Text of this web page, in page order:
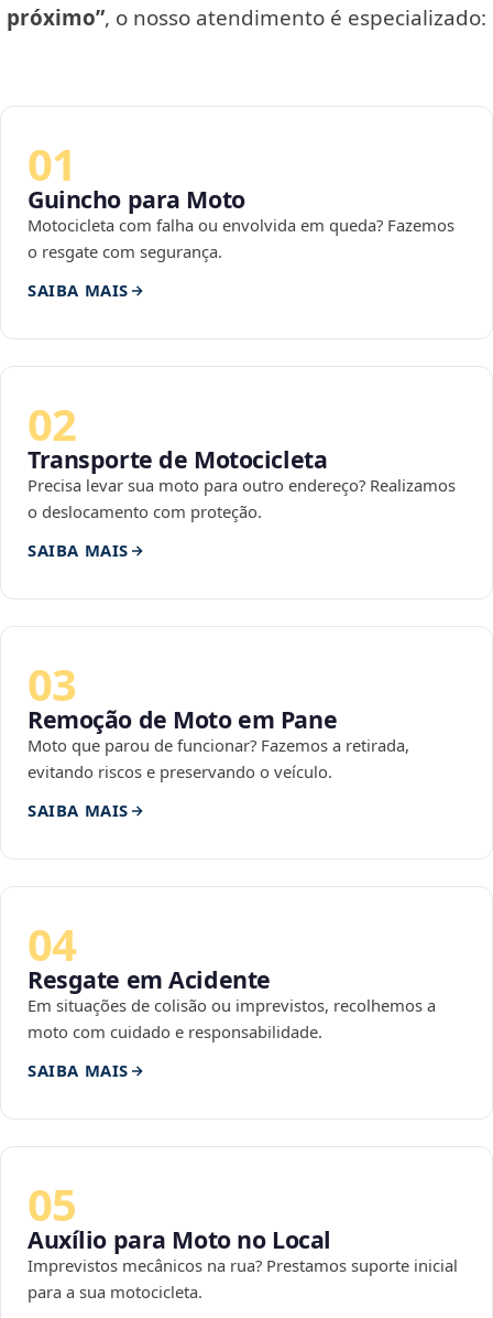
próximo”, o nosso atendimento é especializado:
01
Guincho para Moto
Motocicleta com falha ou envolvida em queda? Fazemos
o resgate com segurança.
SAIBA MAIS
02
Transporte de Motocicleta
Precisa levar sua moto para outro endereço? Realizamos
o deslocamento com proteção.
SAIBA MAIS
03
Remoção de Moto em Pane
Moto que parou de funcionar? Fazemos a retirada,
evitando riscos e preservando o veículo.
SAIBA MAIS
04
Resgate em Acidente
Em situações de colisão ou imprevistos, recolhemos a
moto com cuidado e responsabilidade.
SAIBA MAIS
05
Auxílio para Moto no Local
Imprevistos mecânicos na rua? Prestamos suporte inicial
para a sua motocicleta.